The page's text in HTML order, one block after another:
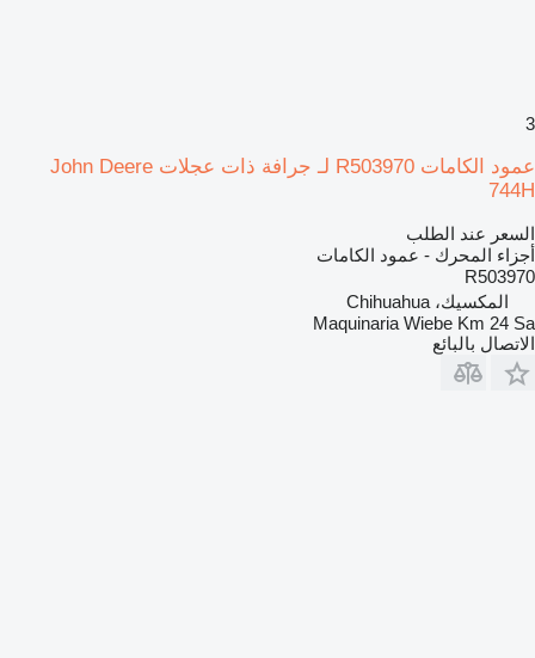
3
عمود الكامات R503970 لـ جرافة ذات عجلات John Deere
744H
السعر عند الطلب
أجزاء المحرك - عمود الكامات
R503970
المكسيك، Chihuahua
Maquinaria Wiebe Km 24 Sa
الاتصال بالبائع